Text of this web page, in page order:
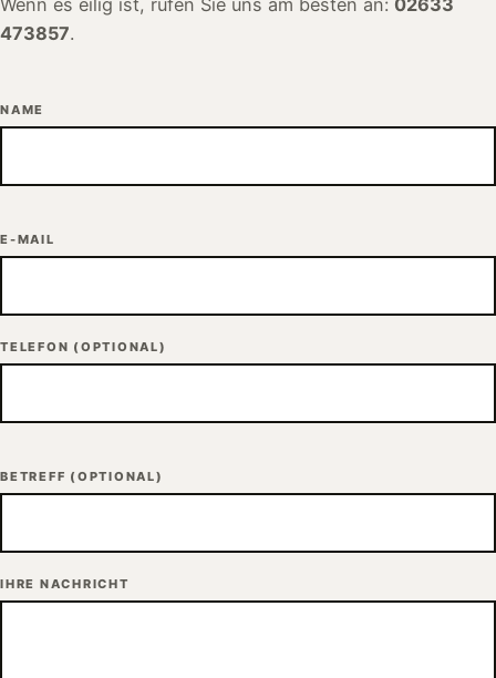
Wenn es eilig ist, rufen Sie uns am besten an: 02633
473857.
NAME
E-MAIL
TELEFON (OPTIONAL)
BETREFF (OPTIONAL)
IHRE NACHRICHT